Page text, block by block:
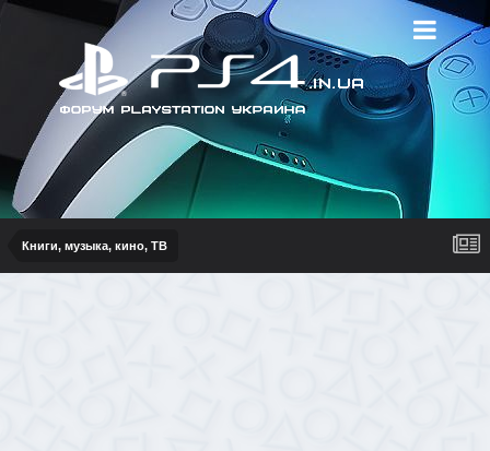
Книги, музыка, кино, ТВ